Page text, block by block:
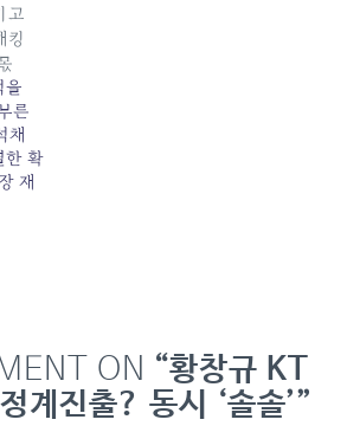
제1
회
는
의
회
고
킹
을
른
채
한 확
재
체
ON “황창규 KT
계진출? 동시 ‘솔솔’”